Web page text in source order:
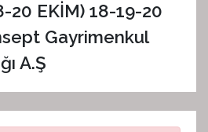
20 EKİM) 18-19-20
Gayrimenkul
A.Ş